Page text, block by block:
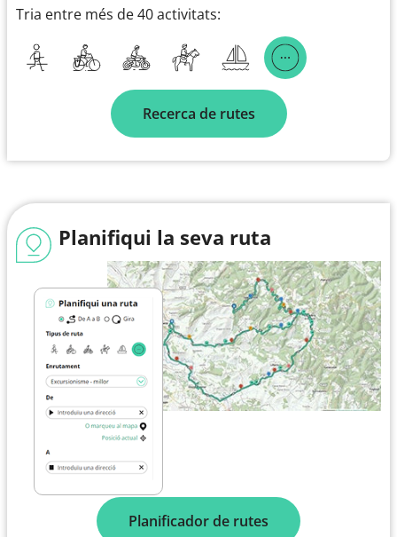
Tria entre més de 40 activitats:
Recerca de rutes
Planifiqui la seva ruta
Planificador de rutes